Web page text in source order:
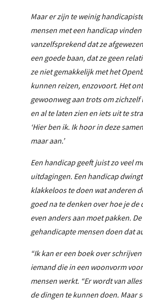
Maar er zijn te weinig
mensen met een handicap
vanzelfsprekend dat ze
een goede baan, dat ze geen
ze niet gemakkelijk met het
kunnen reizen, enzovoort. Het
gewoonweg aan trots om zichzelf
en al te laten zien en iets uit te
‘Hier ben ik. Ik hoor in deze
maar aan.’
Een handicap geeft juist zo veel
uitdagingen. Een handicap
klakkeloos te doen wat anderen
goed na te denken over hoe je de
even anders aan moet pakken.
gehandicapte mensen doen dat
“Ik kan er een boek over
iemand die in een woonvorm
mensen werkt. “Er wordt van
de dingen te kunnen doen. Maar